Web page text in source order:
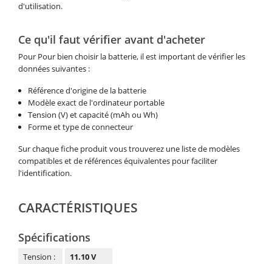
d'utilisation.
Ce qu'il faut vérifier avant d'acheter
Pour Pour bien choisir la batterie, il est important de vérifier les
données suivantes :
Référence d'origine de la batterie
Modèle exact de l'ordinateur portable
Tension (V) et capacité (mAh ou Wh)
Forme et type de connecteur
Sur chaque fiche produit vous trouverez une liste de modèles
compatibles et de références équivalentes pour faciliter
l'identification.
CARACTÉRISTIQUES
Spécifications
Tension : 11.10 V